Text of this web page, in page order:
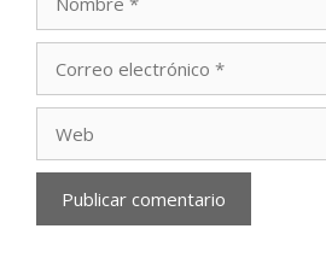
Correo
electrónico
Web